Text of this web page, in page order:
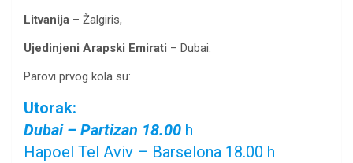
Litvanija – Žalgiris,
Ujedinjeni Arapski Emirati – Dubai.
Parovi prvog kola su:
Utorak:
Dubai – Partizan 18.00 h
Hapoel Tel Aviv – Barselona 18.00 h